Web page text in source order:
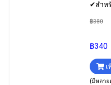
✔สำห
฿380
฿340
(มีหลาย